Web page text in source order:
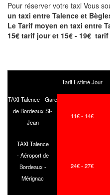
Pour réserver votre taxi Vous
un taxi entre Talence et
Le Tarif moyen en taxi entre
15€ tarif jour et 15€ - 19€
Tarif Estimé Jour
TAXI Talence - Gare
de Bordeaux St-
Jean
11€ - 14€
TAXI Talence
- Aéroport de
Bordeaux -
Mérignac
24€ - 27€